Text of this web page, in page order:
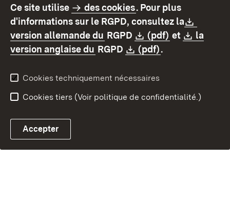
Contact
Protection des données
Déclaration d'accessibilité Mentions légales
Ce site utilise des cookies. Pour plus
d'informations sur le RGPD, consultez la
version allemande du (S’ouvre dans un nouvel
RGPD Download:
(pdf) (S’ouvre
et
la
version anglaise du (S’ouvre dans un nouvel
RGPD Download:
(pdf).
Cookies techniquement nécessaires
Cookies tiers (Voir politique de confidentialité.)
Accepter